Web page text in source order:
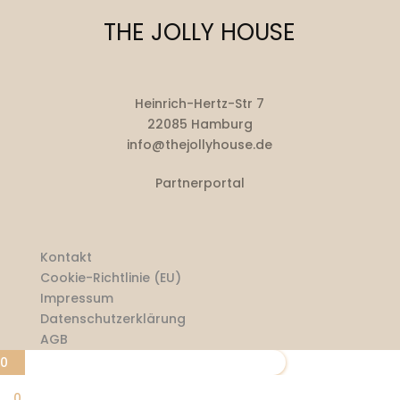
THE JOLLY HOUSE
Heinrich-Hertz-Str 7
22085 Hamburg
info@thejollyhouse.de
Partnerportal
Kontakt
Cookie-Richtlinie (EU)
Impressum
Datenschutzerklärung
AGB
0